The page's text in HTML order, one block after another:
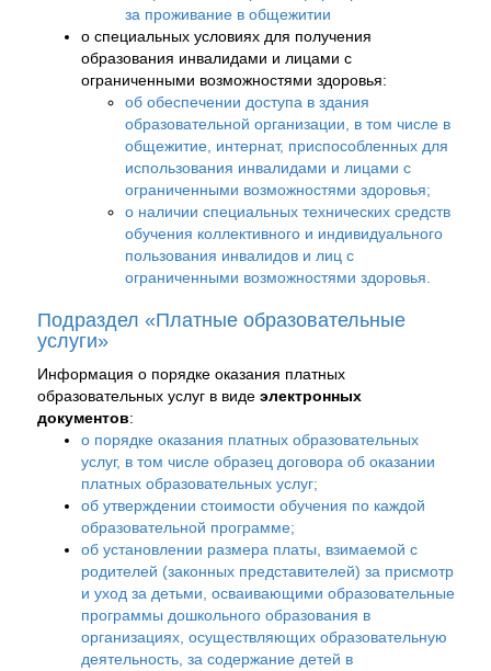
за проживание в общежитии
о специальных условиях для получения
образования инвалидами и лицами с
ограниченными возможностями здоровья:
об обеспечении доступа в здания
образовательной организации, в том числе в
общежитие, интернат, приспособленных для
использования инвалидами и лицами с
ограниченными возможностями здоровья;
о наличии специальных технических средств
обучения коллективного и индивидуального
пользования инвалидов и лиц с
ограниченными возможностями здоровья.
Подраздел «Платные образовательные
услуги»
Информация о порядке оказания платных
образовательных услуг в виде электронных
документов:
о порядке оказания платных образовательных
услуг, в том числе образец договора об оказании
платных образовательных услуг;
об утверждении стоимости обучения по каждой
образовательной программе;
об установлении размера платы, взимаемой с
родителей (законных представителей) за присмотр
и уход за детьми, осваивающими образовательные
программы дошкольного образования в
организациях, осуществляющих образовательную
деятельность, за содержание детей в